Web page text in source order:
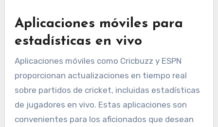
Aplicaciones móviles para
estadísticas en vivo
Aplicaciones móviles como Cricbuzz y ESPN
proporcionan actualizaciones en tiempo real
sobre partidos de cricket, incluidas estadísticas
de jugadores en vivo. Estas aplicaciones son
convenientes para los aficionados que desean